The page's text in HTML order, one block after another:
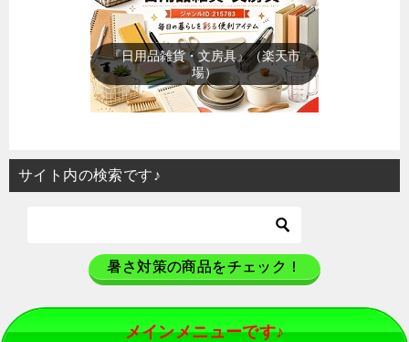
『暑さ対策』（楽天市場）
サイト内の検索です♪
暑さ対策の商品をチェック！
メインメニューです♪